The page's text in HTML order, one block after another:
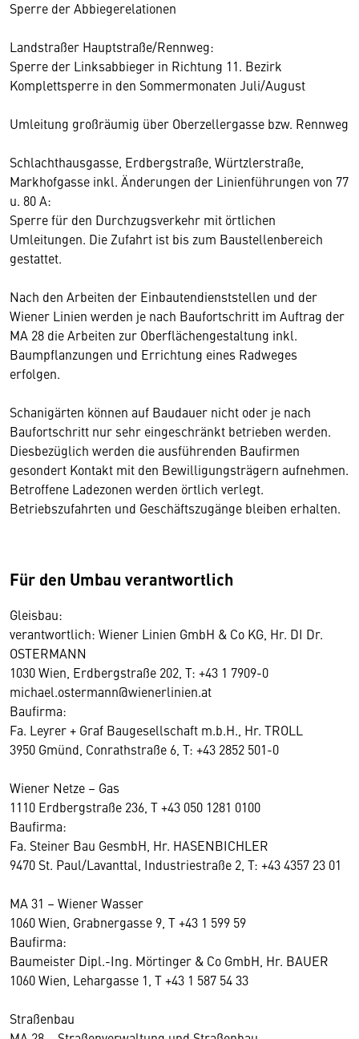
Sperre der Abbiegerelationen
Landstraßer Hauptstraße/Rennweg:
Sperre der Linksabbieger in Richtung 11. Bezirk
Komplettsperre in den Sommermonaten Juli/August
Umleitung großräumig über Oberzellergasse bzw. Rennweg
Schlachthausgasse, Erdbergstraße, Würtzlerstraße,
Markhofgasse inkl. Änderungen der Linienführungen von 77
u. 80 A:
Sperre für den Durchzugsverkehr mit örtlichen
Umleitungen. Die Zufahrt ist bis zum Baustellenbereich
gestattet.
Nach den Arbeiten der Einbautendienststellen und der
Wiener Linien werden je nach Baufortschritt im Auftrag der
MA 28 die Arbeiten zur Oberflächengestaltung inkl.
Baumpflanzungen und Errichtung eines Radweges
erfolgen.
Schanigärten können auf Baudauer nicht oder je nach
Baufortschritt nur sehr eingeschränkt betrieben werden.
Diesbezüglich werden die ausführenden Baufirmen
gesondert Kontakt mit den Bewilligungsträgern aufnehmen.
Betroffene Ladezonen werden örtlich verlegt.
Betriebszufahrten und Geschäftszugänge bleiben erhalten.
Für den Umbau verantwortlich
Gleisbau:
verantwortlich: Wiener Linien GmbH & Co KG, Hr. DI Dr.
OSTERMANN
1030 Wien, Erdbergstraße 202, T: +43 1 7909-0
michael.ostermann@wienerlinien.at
Baufirma:
Fa. Leyrer + Graf Baugesellschaft m.b.H., Hr. TROLL
3950 Gmünd, Conrathstraße 6, T: +43 2852 501-0
Wiener Netze – Gas
1110 Erdbergstraße 236, T +43 050 1281 0100
Baufirma:
Fa. Steiner Bau GesmbH, Hr. HASENBICHLER
9470 St. Paul/Lavanttal, Industriestraße 2, T: +43 4357 23 01
MA 31 – Wiener Wasser
1060 Wien, Grabnergasse 9, T +43 1 599 59
Baufirma:
Baumeister Dipl.-Ing. Mörtinger & Co GmbH, Hr. BAUER
1060 Wien, Lehargasse 1, T +43 1 587 54 33
Straßenbau